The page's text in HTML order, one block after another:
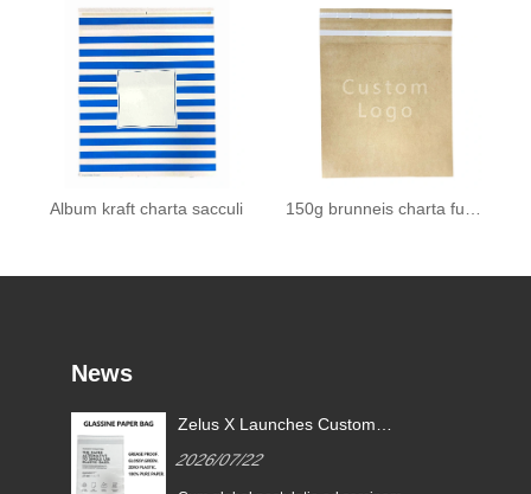
Album kraft charta sacculi
News
Zelus X Launches Custom
Global brands Replace Single-
2026/07/22